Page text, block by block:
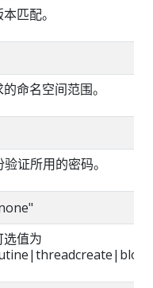
匹配。
命名空间范围。
证所用的密码。
值为